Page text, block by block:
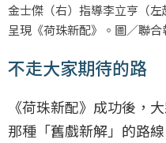
金士傑（右）指導李立亨（
呈現《荷珠新配》。圖／聯合
不走大家期待的路
《荷珠新配》成功後，
那種「舊戲新解」的路